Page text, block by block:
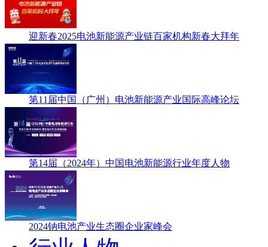
迎新春2025电池新能源产业链百家机构新春大拜年
第11届中国（广州）电池新能源产业国际高峰论坛
第14届（2024年）中国电池新能源行业年度人物
2024钠电池产业生态圈企业家峰会